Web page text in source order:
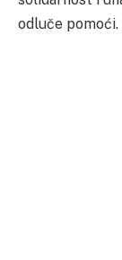
odluče pomoći.